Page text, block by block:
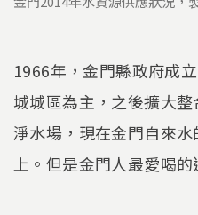
1966年，金門縣政府成
城城區為主，之後擴大
淨水場，現在金門自來
上。但是金門人最愛喝